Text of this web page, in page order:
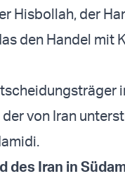
Hisbollah, der
den Handel mit
von Iran
des Iran in